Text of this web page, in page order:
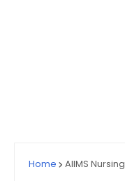
Home AIIMS Nursing